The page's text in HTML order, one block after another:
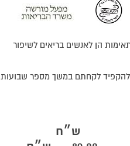
הן לאנשים בריאים לשיפור
להקפיד לקחתם במשך מספר שבועות
ש״ח